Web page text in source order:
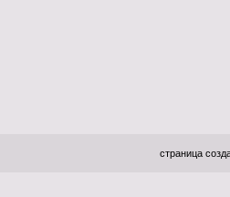
страница